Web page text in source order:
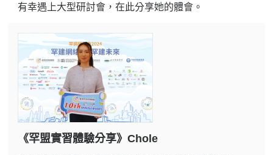
有幸遇上大型研討會，在此分享她的體會。
《罕盟實習體驗分享》Chole